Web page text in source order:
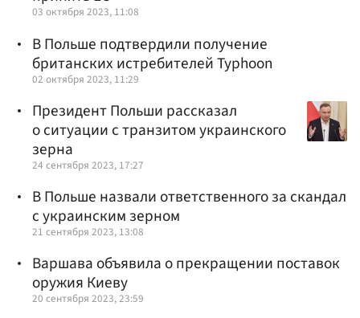
03 октября 2023, 11:08
В Польше подтвердили получение
британских истребителей Typhoon
02 октября 2023, 11:29
Президент Польши рассказал
о ситуации с транзитом украинского
зерна
24 сентября 2023, 17:27
В Польше назвали ответственного за скандал
с украинским зерном
21 сентября 2023, 13:08
Варшава объявила о прекращении поставок
оружия Киеву
20 сентября 2023, 23:59